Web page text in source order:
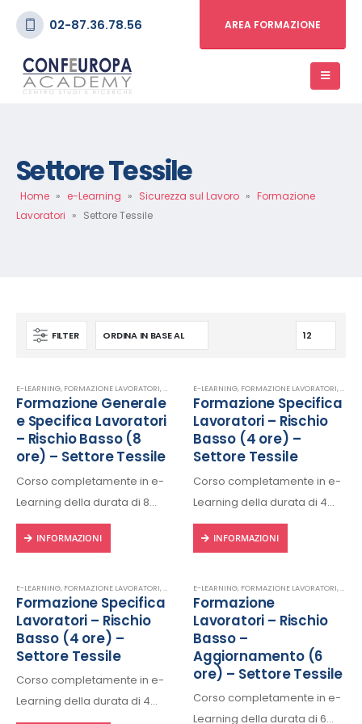
02-87.36.78.56 AREA FORMAZIONE
Settore Tessile
Home » e-Learning » Sicurezza sul Lavoro » Formazione
Lavoratori » Settore Tessile
FILTER
E-LEARNING, FORMAZIONE LAVORATORI,SETTORE TESSILE,SICUREZZA SUL LAVORO
Formazione Generale
e Specifica Lavoratori
– Rischio Basso (8
ore) – Settore Tessile
Corso completamente in e-
Learning della durata di 8
ore, fruibile 24/24h da ogni
dispositivo connesso a
Rilascio regolare attestato a
fine corso con protocollo
univoco di riconscimento.
INFORMAZIONI
E-LEARNING, FORMAZIONE LAVORATORI,
Formazione Specifica
Lavoratori – Rischio
Basso (4 ore) –
Settore Tessile
Corso completamente in e-
Learning della durata di 4
ore, fruibile 24/24h da ogni
dispositivo connesso a
Rilascio regolare attestato a
fine corso con protocollo
univoco di riconscimento.
INFORMAZIONI
E-LEARNING, FORMAZIONE LAVORATORI,SETTORE TESSILE,SICUREZZA SUL LAVORO
Formazione Specifica
Lavoratori – Rischio
Basso (4 ore) –
Settore Tessile
Corso completamente in e-
Learning della durata di 4
E-LEARNING, FORMAZIONE LAVORATORI,
Formazione
Lavoratori – Rischio
Basso –
Aggiornamento (6
ore) – Settore Tessile
Corso completamente in e-
Learning della durata di 6